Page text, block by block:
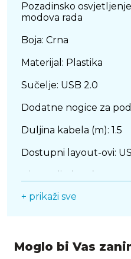
Pozadinsko
modova rada
Boja: Crna
Materijal: Plastika
Sučelje: USB 2.0
Dodatne nogice za
Duljina kabela (m): 1.5
Dostupni layout-ovi: US
Težina (g): 405
+ prikaži sve
Moglo bi Vas